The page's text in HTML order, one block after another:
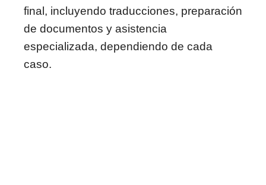
final, incluyendo traducciones, preparación
de documentos y asistencia
especializada, dependiendo de cada
caso.